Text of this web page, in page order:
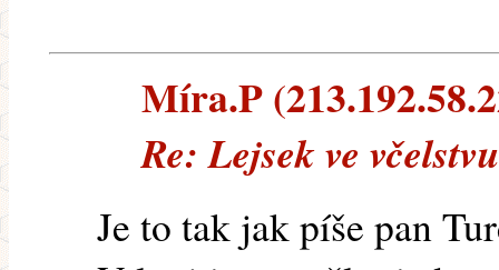
Míra.P
Re: Lejsek ve včelstvu
Je to tak jak píše pan